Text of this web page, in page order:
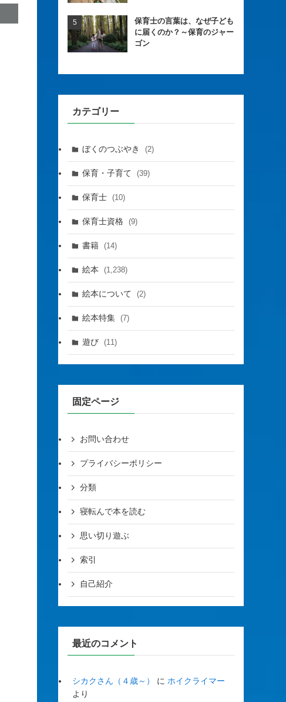
保育士の言葉は、なぜ子ども
に届くのか？～保育のジャー
ゴン
カテゴリー
ぼくのつぶやき (2)
保育・子育て (39)
保育士 (10)
保育士資格 (9)
書籍 (14)
絵本 (1,238)
絵本について (2)
絵本特集 (7)
遊び (11)
固定ページ
お問い合わせ
プライバシーポリシー
分類
寝転んで本を読む
思い切り遊ぶ
索引
自己紹介
最近のコメント
シカクさん（４歳～） に ホイクライマー
より